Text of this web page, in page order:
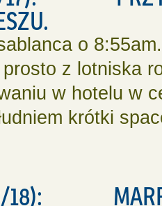
o
z lotniska
w hotelu w
krótki
18):